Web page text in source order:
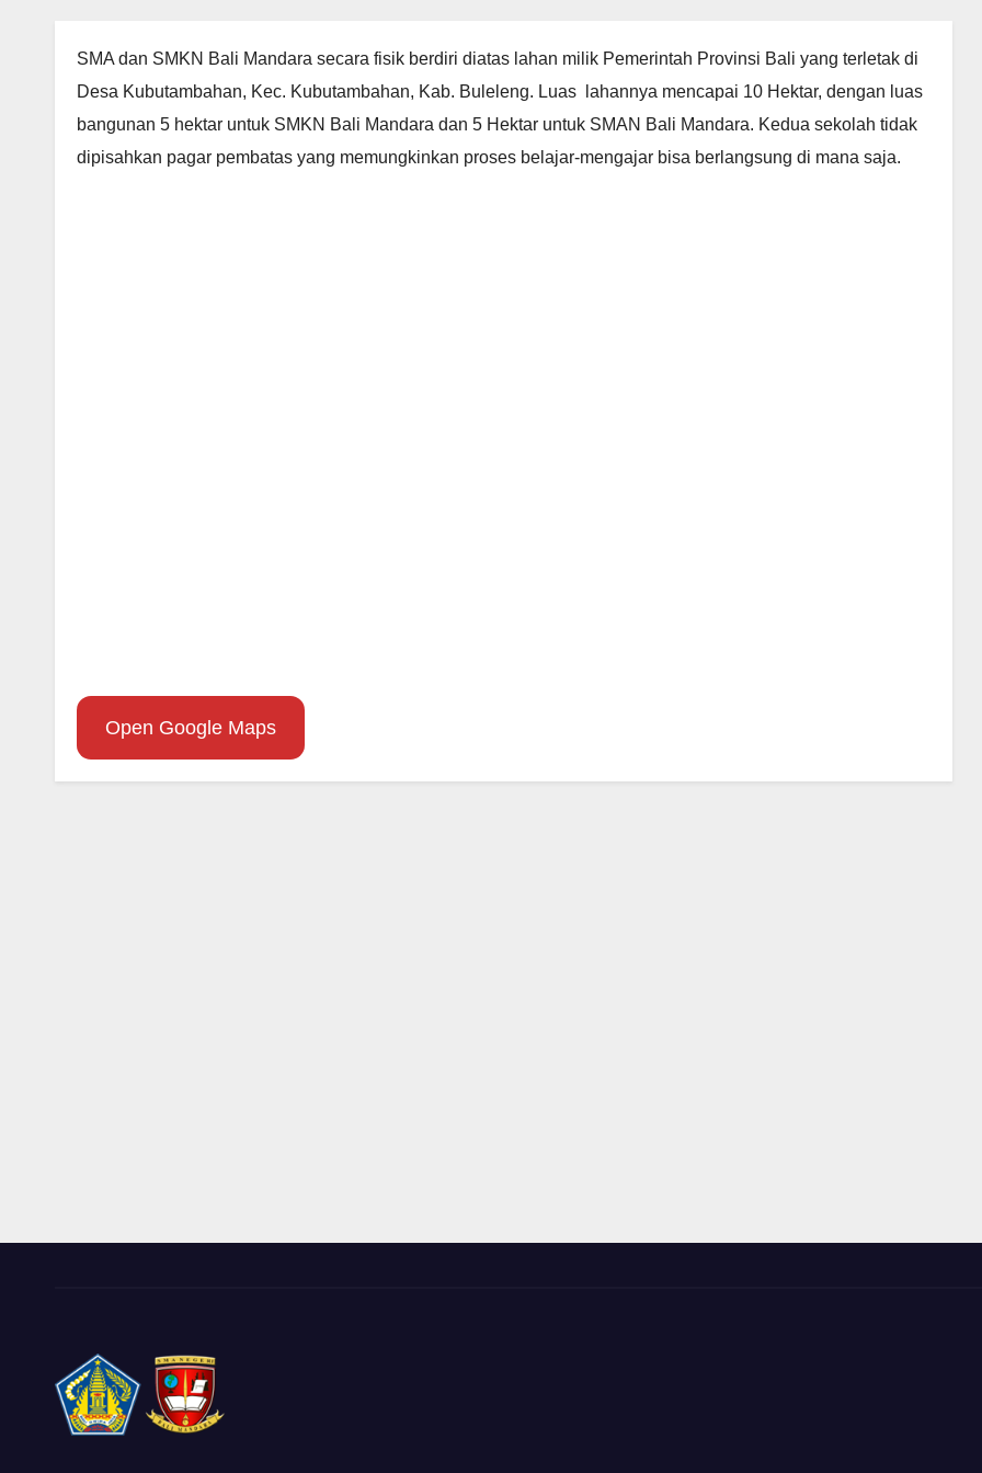
SMA dan SMKN Bali Mandara secara fisik berdiri diatas lahan milik Pemerintah Provinsi Bali yang terletak di
Desa Kubutambahan, Kec. Kubutambahan, Kab. Buleleng. Luas lahannya mencapai 10 Hektar, dengan luas
bangunan 5 hektar untuk SMKN Bali Mandara dan 5 Hektar untuk SMAN Bali Mandara. Kedua sekolah tidak
dipisahkan pagar pembatas yang memungkinkan proses belajar-mengajar bisa berlangsung di mana saja.
Open Google Maps